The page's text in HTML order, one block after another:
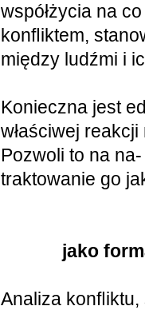
współżycia na
konﬂiktem,
między ludźmi i
Konieczna jest
właściwej reakcji
Pozwoli to na
traktowanie go
jako
Analiza